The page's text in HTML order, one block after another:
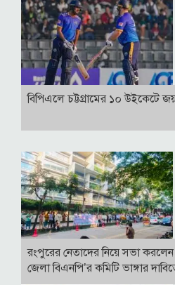
বিপিএলে চট্টগ্রামের ১০ উইকেটে
রংপুরের নেতাদের নিয়ে সভা
জেলা বিএনপি’র কমিটি ভাঙ্গার